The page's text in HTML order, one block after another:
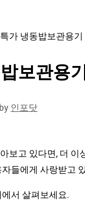
특가 냉동밥보관용
보관용
by인포닷
보고 있다면, 더
들에게 사랑받고
서 살펴보세요.